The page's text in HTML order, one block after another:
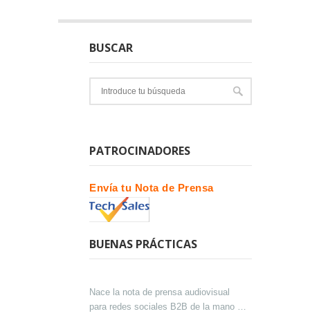
BUSCAR
PATROCINADORES
Envía tu Nota de Prensa
BUENAS PRÁCTICAS
Nace la nota de prensa audiovisual
para redes sociales B2B de la mano de